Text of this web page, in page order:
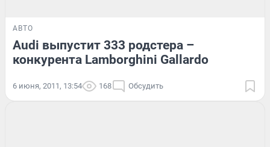
АВТО
Audi выпустит 333 родстера –
конкурента Lamborghini Gallardo
6 июня, 2011, 13:54 168 Обсудить